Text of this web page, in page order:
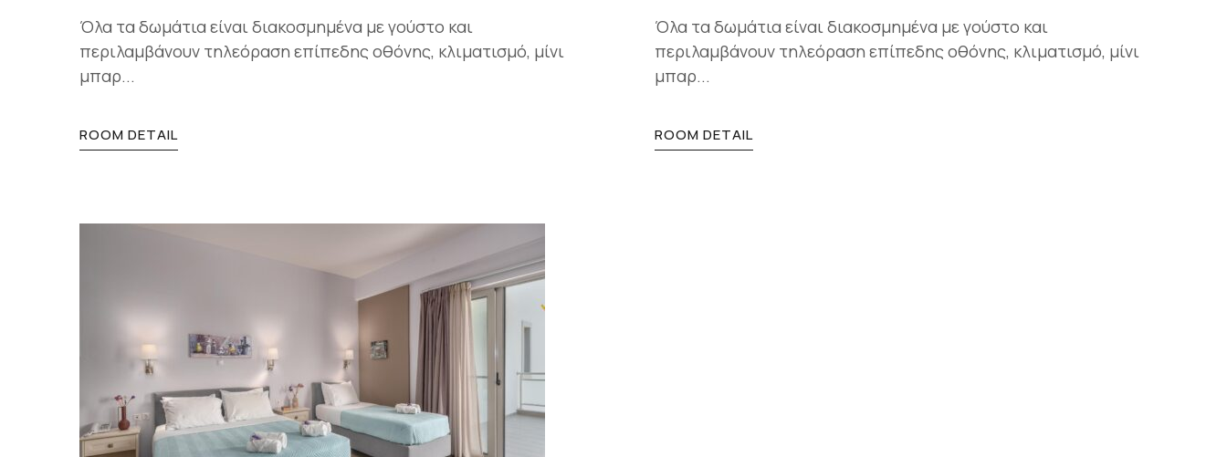
Όλα τα δωμάτια είναι διακοσμημένα με γούστο και
περιλαμβάνουν τηλεόραση επίπεδης οθόνης, κλιματισμό, μίνι
μπαρ...
ROOM DETAIL
Όλα τα δωμάτια είναι διακοσμημένα με γούστο και
περιλαμβάνουν τηλεόραση επίπεδης οθόνης, κλιματισμό, μίνι
μπαρ...
ROOM DETAIL